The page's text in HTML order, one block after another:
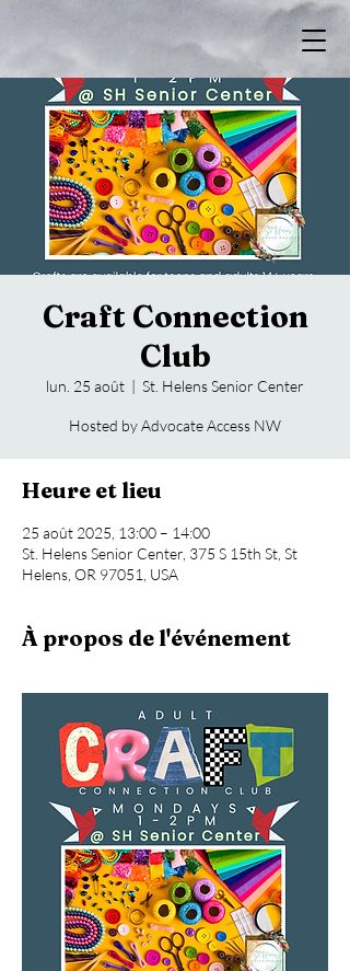
Craft Connection
Club
lun. 25 août
  |
St. Helens Senior Center
Hosted by Advocate Access NW
Heure et lieu
25 août 2025, 13:00 – 14:00
St. Helens Senior Center, 375 S 15th St, St
Helens, OR 97051, USA
À propos de l'événement